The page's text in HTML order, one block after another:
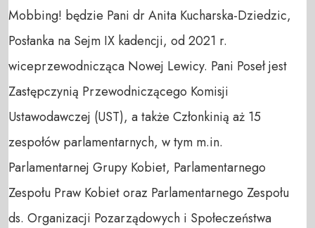
Mobbing! będzie Pani dr Anita Kucharska-Dziedzic,
Posłanka na Sejm IX kadencji, od 2021 r.
wiceprzewodnicząca Nowej Lewicy. Pani Poseł jest
Zastępczynią Przewodniczącego Komisji
Ustawodawczej (UST), a także Członkinią aż 15
zespołów parlamentarnych, w tym m.in.
Parlamentarnej Grupy Kobiet, Parlamentarnego
Zespołu Praw Kobiet oraz Parlamentarnego Zespołu
ds. Organizacji Pozarządowych i Społeczeństwa